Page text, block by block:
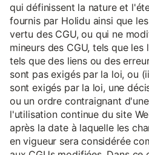
qui définissent la nature et
fournis par Holidu ainsi que
vertu des CGU, ou qui ne
mineurs des CGU, tels que
tels que des liens ou des
sont pas exigés par la loi, ou
sont exigés par la loi, une
ou un ordre contraignant
l'utilisation continue du site
après la date à laquelle les
en vigueur sera considérée